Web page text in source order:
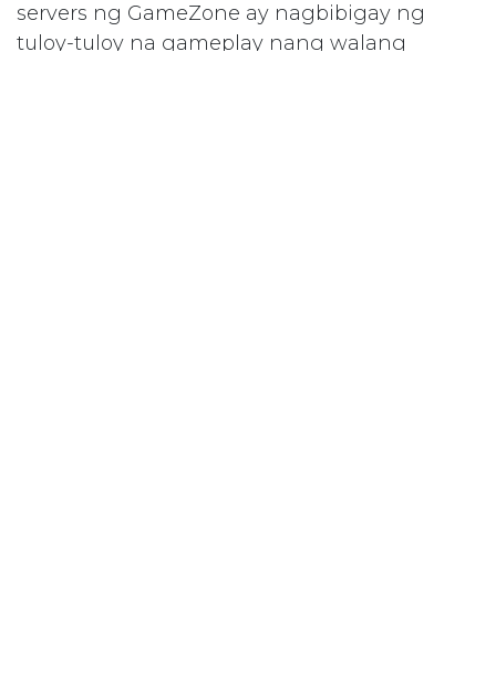
servers ng GameZone ay nagbibigay ng
tuloy-tuloy na gameplay nang walang